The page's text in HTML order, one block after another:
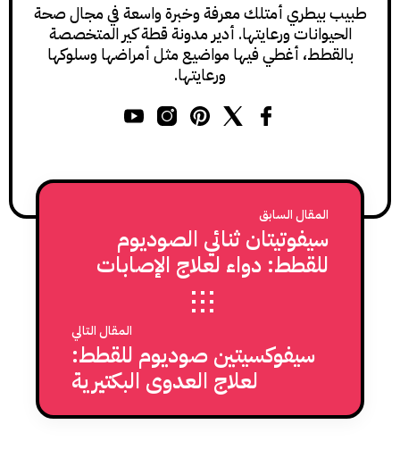
طبيب بيطري أمتلك معرفة وخبرة واسعة في مجال صحة
الحيوانات ورعايتها. أدير مدونة قطة كير المتخصصة
بالقطط، أغطي فيها مواضيع مثل أمراضها وسلوكها
ورعايتها.
المقال السابق
سيفوتيتان ثنائي الصوديوم
للقطط: دواء لعلاج الإصابات
البكتيرية الخطيرة في القطط
المقال التالي
سيفوكسيتين صوديوم للقطط:
لعلاج العدوى البكتيرية
المختلطة